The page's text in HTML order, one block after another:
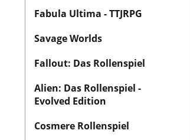
Fabula Ultima - TTJRPG
Savage Worlds
Fallout: Das Rollenspiel
Alien: Das Rollenspiel -
Evolved Edition
Cosmere Rollenspiel